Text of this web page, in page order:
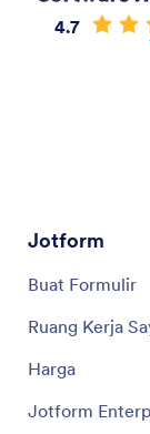
4.7
Jotform
Buat Formulir
Ruang Kerja
Harga
Jotform